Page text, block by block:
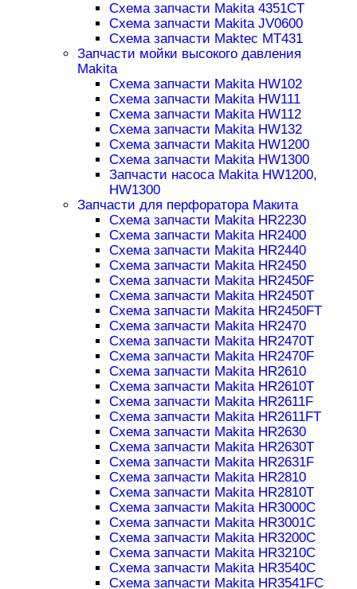
Схема запчасти Makita 4351CT
Схема запчасти Makita JV0600
Схема запчасти Maktec MT431
Запчасти мойки высокого давления
Makita
Схема запчасти Makita HW102
Схема запчасти Makita HW111
Схема запчасти Makita HW112
Схема запчасти Makita HW132
Схема запчасти Makita HW1200
Схема запчасти Makita HW1300
Запчасти насоса Makita HW1200,
HW1300
Запчасти для перфоратора Макита
Схема запчасти Makita HR2230
Схема запчасти Makita HR2400
Схема запчасти Makita HR2440
Схема запчасти Makita HR2450
Схема запчасти Makita HR2450F
Схема запчасти Makita HR2450T
Схема запчасти Makita HR2450FT
Схема запчасти Makita HR2470
Схема запчасти Makita HR2470T
Схема запчасти Makita HR2470F
Схема запчасти Makita HR2610
Схема запчасти Makita HR2610T
Схема запчасти Makita HR2611F
Схема запчасти Makita HR2611FT
Схема запчасти Makita HR2630
Схема запчасти Makita HR2630T
Схема запчасти Makita HR2631F
Схема запчасти Makita HR2810
Схема запчасти Makita HR2810T
Схема запчасти Makita HR3000C
Схема запчасти Makita HR3001C
Схема запчасти Makita HR3200C
Схема запчасти Makita HR3210C
Схема запчасти Makita HR3540C
Схема запчасти Makita HR3541FC